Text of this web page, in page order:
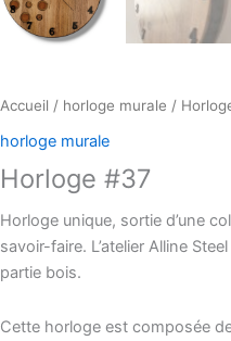
Accueil / horloge murale /
horloge murale
Horloge #37
Horloge unique, sortie d’une
savoir-faire. L’atelier Alline
partie bois.
Cette horloge est composée